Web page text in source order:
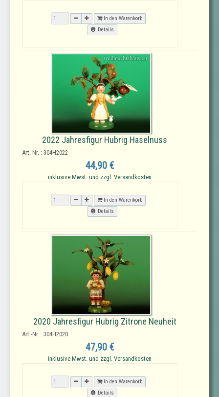
In den Warenkorb
Details
2022 Jahresfigur Hubrig Haselnuss
Art.-Nr. : 304H2022
44,90 €
inklusive Mwst. und zzgl. Versandkosten
In den Warenkorb
Details
2020 Jahresfigur Hubrig Zitrone Neuheit
Art.-Nr. : 304H2020
47,90 €
inklusive Mwst. und zzgl. Versandkosten
In den Warenkorb
Details